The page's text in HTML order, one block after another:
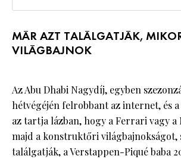
MÁR AZT TALÁLGATJÁK,
VILÁGBAJNOK
Az Abu Dhabi Nagydíj, egyben
hétvégéjén felrobbant az internet, és
az tartja lázban, hogy a Ferrari vagy
majd a konstruktőri világbajnokságot,
találgatják, a Verstappen-Piqué baba